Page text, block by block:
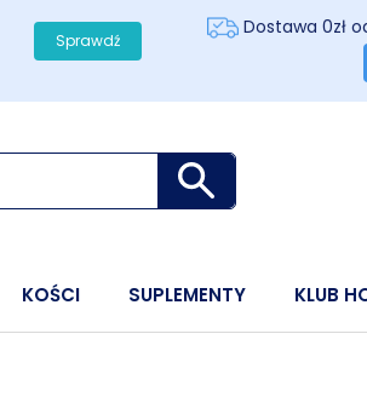
Sprawdź
Dostawa 0zł
KOŚCI SUPLEMENTY KLUB